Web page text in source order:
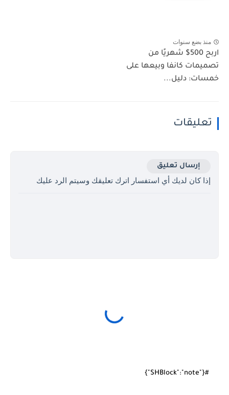
منذ بضع سنوات
اربح 500$ شهريًا من
تصميمات كانفا وبيعها على
خمسات: دليل...
تعليقات
إرسال تعليق
إذا كان لديك أي استفسار اترك تعليقك وسيتم الرد عليك
#{"SHBlock":"note"}